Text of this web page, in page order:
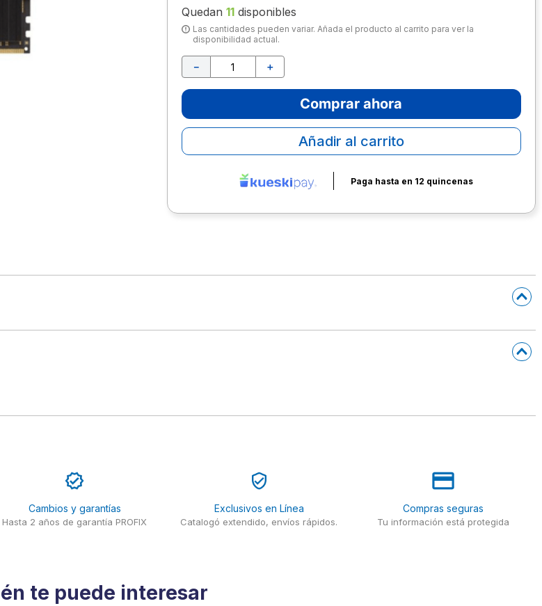
Quedan 11disponibles
Las cantidades pueden variar. Añada el producto al carrito para ver la
disponibilidad actual.
＋
－
Comprar ahora
Añadir al carrito
Paga hasta en 12 quincenas
Cambios y garantías
Hasta 2 años de garantía PROFIX
Exclusivos en Línea
Catalogó extendido, envíos rápidos.
Compras seguras
Tu información está protegida
te puede interesar